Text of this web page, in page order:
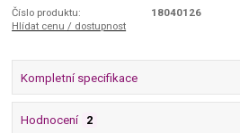
Číslo produktu:
18040126
Hlídat cenu / dostupnost
Kompletní specifikace
Hodnocení 2